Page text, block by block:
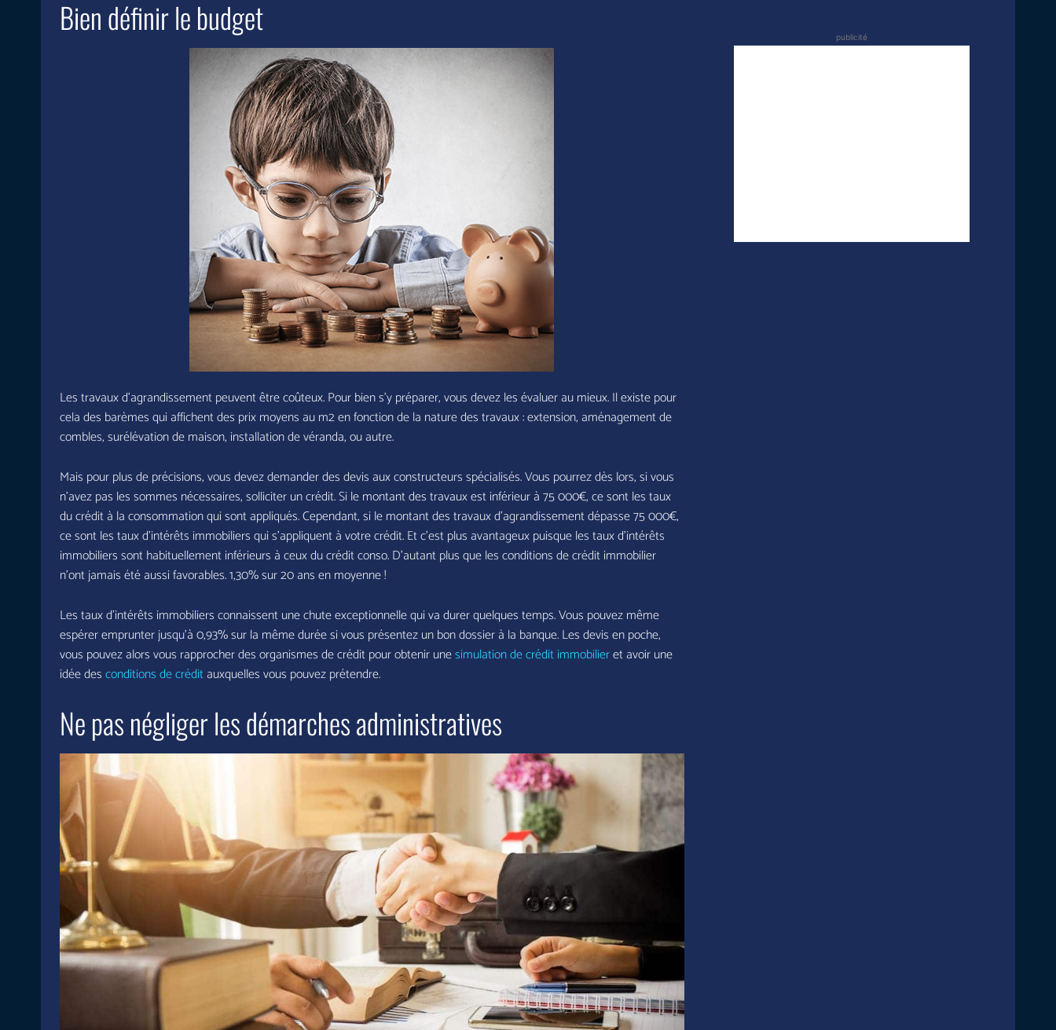
Bien définir le budget
Les travaux d’agrandissement peuvent être coûteux. Pour bien s’y préparer, vous devez les évaluer au mieux. Il existe pour
cela des barèmes qui affichent des prix moyens au m2 en fonction de la nature des travaux : extension, aménagement de
combles, surélévation de maison, installation de véranda, ou autre.
Mais pour plus de précisions, vous devez demander des devis aux constructeurs spécialisés. Vous pourrez dès lors, si vous
n’avez pas les sommes nécessaires, solliciter un crédit. Si le montant des travaux est inférieur à 75 000€, ce sont les taux
du crédit à la consommation qui sont appliqués. Cependant, si le montant des travaux d’agrandissement dépasse 75 000€,
ce sont les taux d’intérêts immobiliers qui s’appliquent à votre crédit. Et c’est plus avantageux puisque les taux d’intérêts
immobiliers sont habituellement inférieurs à ceux du crédit conso. D’autant plus que les conditions de crédit immobilier
n’ont jamais été aussi favorables. 1,30% sur 20 ans en moyenne !
Les taux d’intérêts immobiliers connaissent une chute exceptionnelle qui va durer quelques temps. Vous pouvez même
espérer emprunter jusqu’à 0,93% sur la même durée si vous présentez un bon dossier à la banque. Les devis en poche,
vous pouvez alors vous rapprocher des organismes de crédit pour obtenir unesimulation de crédit immobilieret avoir une
idée desconditions de créditauxquelles vous pouvez prétendre.
Ne pas négliger les démarches administratives
publicité